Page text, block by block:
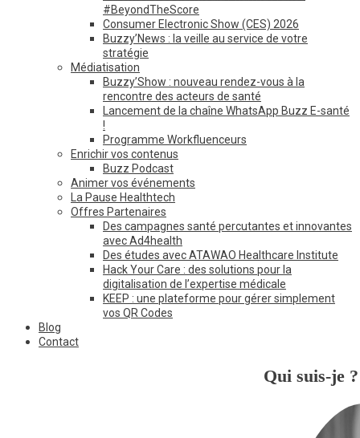
#BeyondTheScore
Consumer Electronic Show (CES) 2026
Buzzy’News : la veille au service de votre
stratégie
Médiatisation
Buzzy’Show : nouveau rendez-vous à la
rencontre des acteurs de santé
Lancement de la chaîne WhatsApp Buzz E-santé
!
Programme Workfluenceurs
Enrichir vos contenus
Buzz Podcast
Animer vos événements
La Pause Healthtech
Offres Partenaires
Des campagnes santé percutantes et innovantes
avec Ad4health
Des études avec ATAWAO Healthcare Institute
Hack Your Care : des solutions pour la
digitalisation de l’expertise médicale
KEEP : une plateforme pour gérer simplement
vos QR Codes
Blog
Contact
Qui suis-je ?